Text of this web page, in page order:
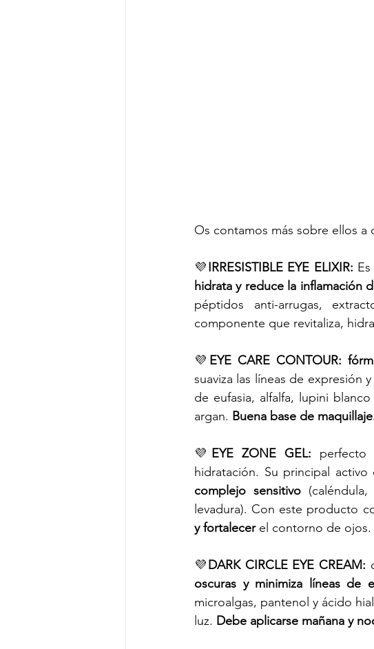
Os contamos más sobre ellos a
💜 IRRESISTIBLE EYE ELIXIR:
hidrata y reduce la inflamación
péptidos anti-arrugas,
componente que revitaliza,
💜 EYE CARE CONTOUR:
suaviza las líneas de expresión
de eufasia, alfalfa, lupini
argan. Buena base de
💜 EYE ZONE GEL: perfecto
hidratación. Su principal activo
complejo sensitivo
levadura). Con este producto
y fortalecer el contorno de ojos.
💜DARK CIRCLE EYE CREAM:
oscuras y minimiza líneas de
microalgas, pantenol y ácido
luz. Debe aplicarse mañana y